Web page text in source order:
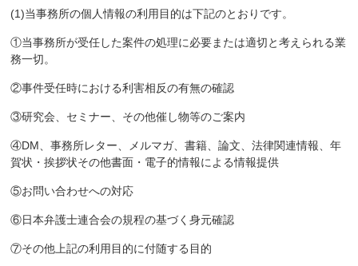
(1)当事務所の個人情報の利用目的は下記のとおりです。
①当事務所が受任した案件の処理に必要または適切と考えられる業
務一切。
②事件受任時における利害相反の有無の確認
③研究会、セミナー、その他催し物等のご案内
④DM、事務所レター、メルマガ、書籍、論文、法律関連情報、年
賀状・挨拶状その他書面・電子的情報による情報提供
⑤お問い合わせへの対応
⑥日本弁護士連合会の規程の基づく身元確認
⑦その他上記の利用目的に付随する目的